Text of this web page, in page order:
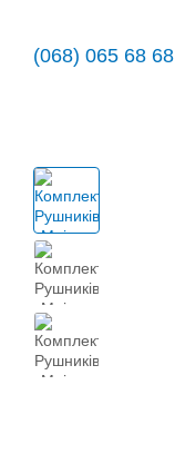
(068) 065 68 68